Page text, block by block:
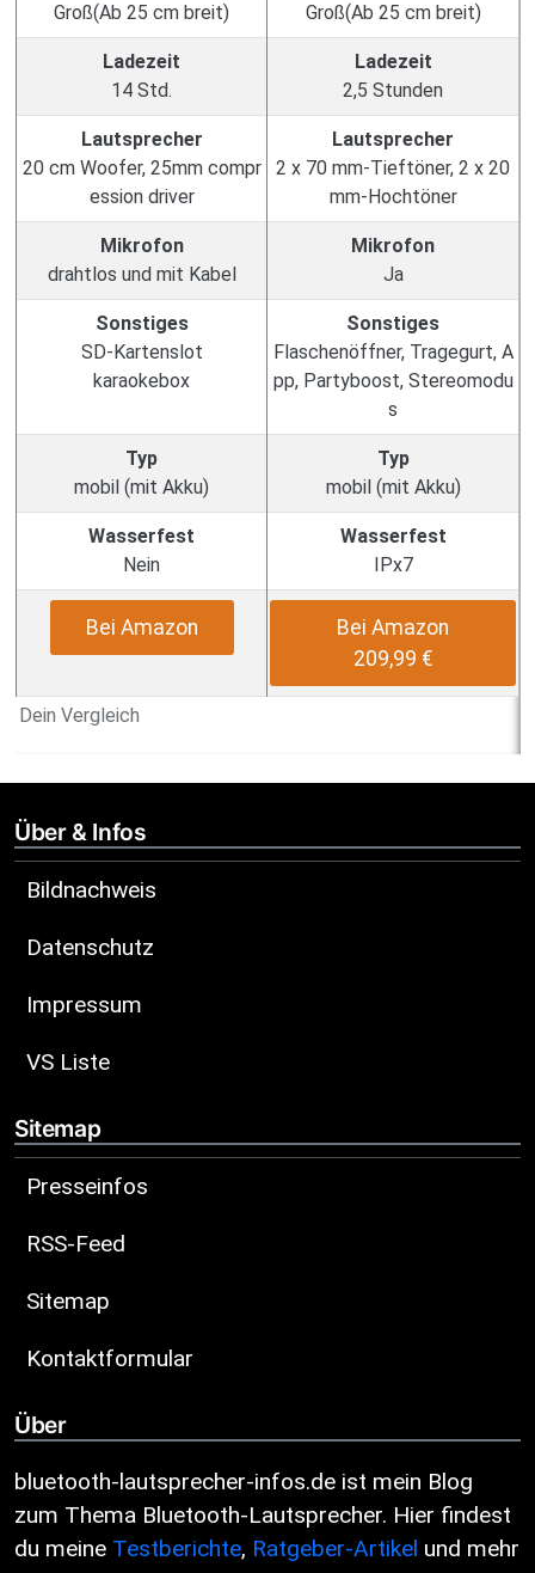
Dein Vergleich
Groß(Ab 25 cm breit)
Groß(Ab 25 cm breit)
Ladezeit
14 Std.
Ladezeit
2,5 Stunden
Lautsprecher
20 cm Woofer, 25mm compr
ession driver
Lautsprecher
2 x 70 mm-Tieftöner, 2 x 20
mm-Hochtöner
Mikrofon
drahtlos und mit Kabel
Mikrofon
Ja
Sonstiges
SD-Kartenslot
karaokebox
Sonstiges
Flaschenöffner, Tragegurt, A
pp, Partyboost, Stereomodu
s
Typ
mobil (mit Akku)
Typ
mobil (mit Akku)
Wasserfest
Nein
Wasserfest
IPx7
Bei Amazon
Bei Amazon
209,99 €
Über & Infos
Bildnachweis
Datenschutz
Impressum
VS Liste
Sitemap
Presseinfos
RSS-Feed
Sitemap
Kontaktformular
Über
bluetooth-lautsprecher-infos.de ist mein Blog
zum Thema Bluetooth-Lautsprecher. Hier findest
du meine Testberichte, Ratgeber-Artikel und mehr